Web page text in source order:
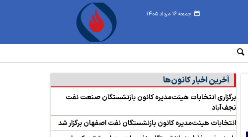
جمعه ۱۶ مرداد ۱۴۰۵
آخرین اخبار کانون‌ها
برگزاری انتخابات هیئت‌مدیره کانون بازنشستگان صنعت نفت
نجف‌آباد
انتخابات هیئت‌مدیره کانون بازنشستگان نفت اصفهان برگزار شد